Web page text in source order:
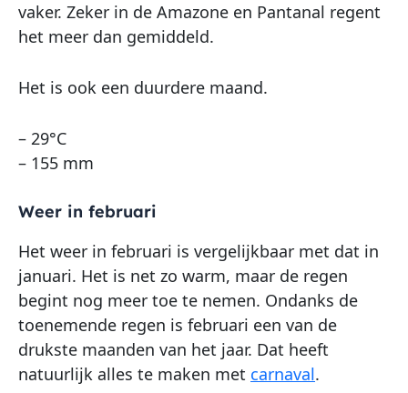
vaker. Zeker in de Amazone en Pantanal regent
het meer dan gemiddeld.
Het is ook een duurdere maand.
– 29°C
– 155 mm
Weer in februari
Het weer in februari is vergelijkbaar met dat in
januari. Het is net zo warm, maar de regen
begint nog meer toe te nemen. Ondanks de
toenemende regen is februari een van de
drukste maanden van het jaar. Dat heeft
natuurlijk alles te maken met carnaval.